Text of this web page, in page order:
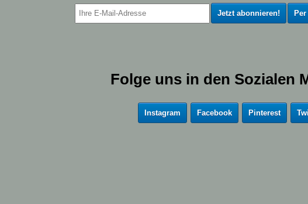
Folge uns in den Sozialen
Instagram Facebook Pinterest